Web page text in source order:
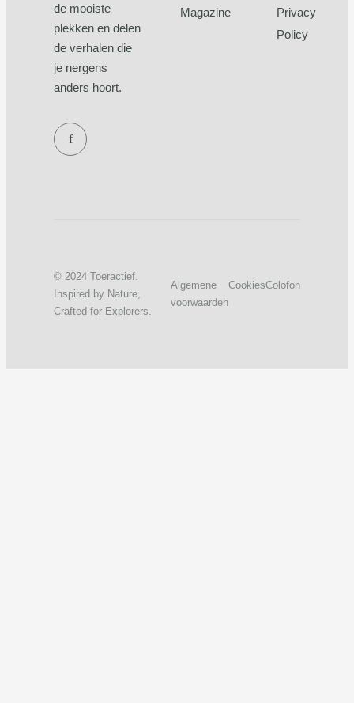
de mooiste
plekken en delen
de verhalen die
je nergens
anders hoort.
f
Magazine
Privacy
Policy
© 2024 Toeractief.
Inspired by Nature,
Crafted for Explorers.
Algemene
voorwaarden
CookiesColofon